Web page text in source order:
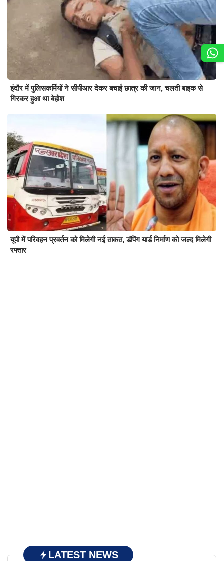
इंदौर में पुलिसकर्मियों ने सीपीआर देकर बचाई छात्र की जान, चलती बाइक से
गिरकर हुआ था बेहोश
यूपी में परिवहन प्रवर्तन को मिलेगी नई ताकत, डंपिंग यार्ड निर्माण को जल्द मिलेगी
रफ्तार
LATEST NEWS